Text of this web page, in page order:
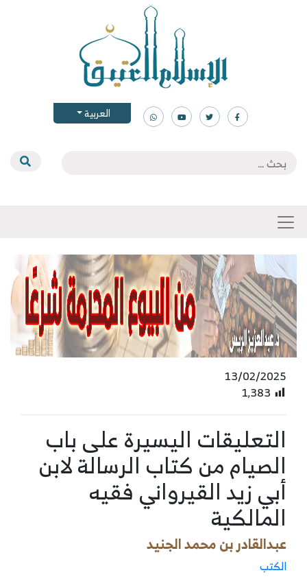
العربية
13/02/2025
1٬383
التعليقات اليسيرة على باب
الصيام من كتاب الرسالة لابن
أبي زيد القيرواني فقيه
المالكية
عبدالقادر بن محمد الجنيد
الكتب